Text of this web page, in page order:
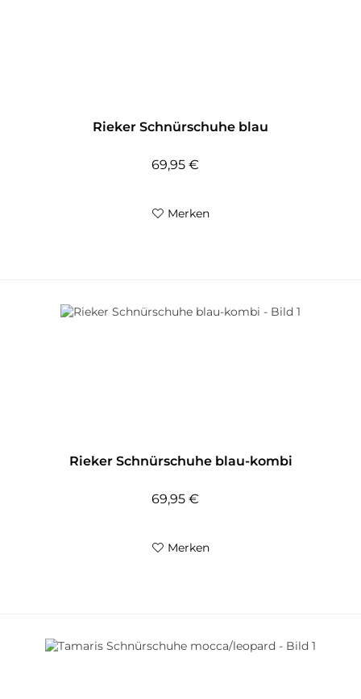
Rieker Schnürschuhe blau
69,95 €
Merken
Rieker Schnürschuhe blau-kombi
69,95 €
Merken